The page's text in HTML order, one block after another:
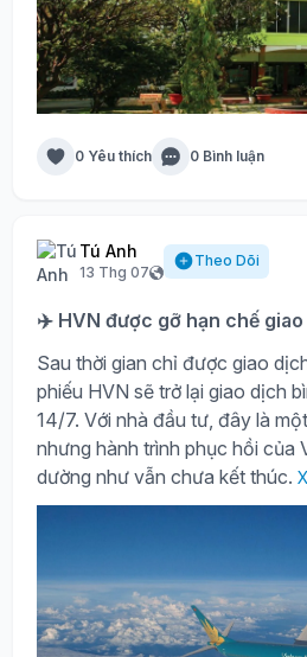
0 Yêu thích 0 Bình luận
Tú Anh
13 Thg 07
Theo Dõi
✈️ HVN được gỡ hạn chế
Sau thời gian chỉ được giao
phiếu HVN sẽ trở lại giao dịch
14/7. Với nhà đầu tư, đây là
nhưng hành trình phục hồi của
dường như vẫn chưa kết thúc.